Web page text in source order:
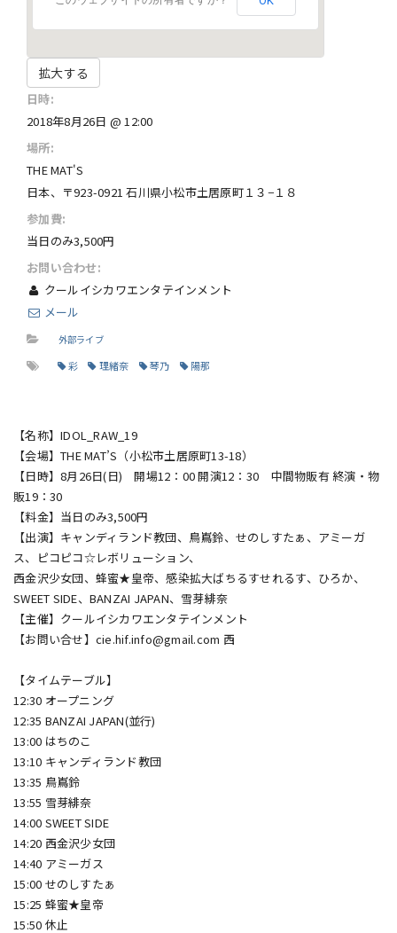
拡大する
日時:
2018年8月26日 @ 12:00
場所:
THE MAT'S
日本、〒923-0921 石川県小松市土居原町１３−１８
参加費:
当日のみ3,500円
お問い合わせ:
クールイシカワエンタテインメント
メール
外部ライブ
彩 理緒奈 琴乃 陽那
【名称】IDOL_RAW_19
【会場】THE MAT’S（小松市土居原町13-18）
【日時】8月26日(日) 開場12：00 開演12：30 中間物販有 終演・物
販19：30
【料金】当日のみ3,500円
【出演】キャンディランド教団、鳥嶌鈴、せのしすたぁ、アミーガ
ス、ピコピコ☆レボリューション、
西金沢少女団、蜂蜜★皇帝、感染拡大ばちるすせれるす、ひろか、
SWEET SIDE、BANZAI JAPAN、雪芽緋奈
【主催】クールイシカワエンタテインメント
【お問い合せ】cie.hif.info@gmail.com 西
【タイムテーブル】
12:30 オープニング
12:35 BANZAI JAPAN(並行)
13:00 はちのこ
13:10 キャンディランド教団
13:35 鳥嶌鈴
13:55 雪芽緋奈
14:00 SWEET SIDE
14:20 西金沢少女団
14:40 アミーガス
15:00 せのしすたぁ
15:25 蜂蜜★皇帝
15:50 休止